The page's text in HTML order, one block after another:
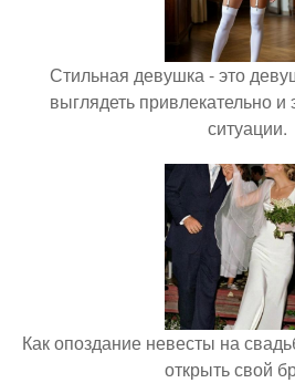
Стильная девушка - это
выглядеть привлекательно
ситуации.
Как опоздание невесты на
открыть свой